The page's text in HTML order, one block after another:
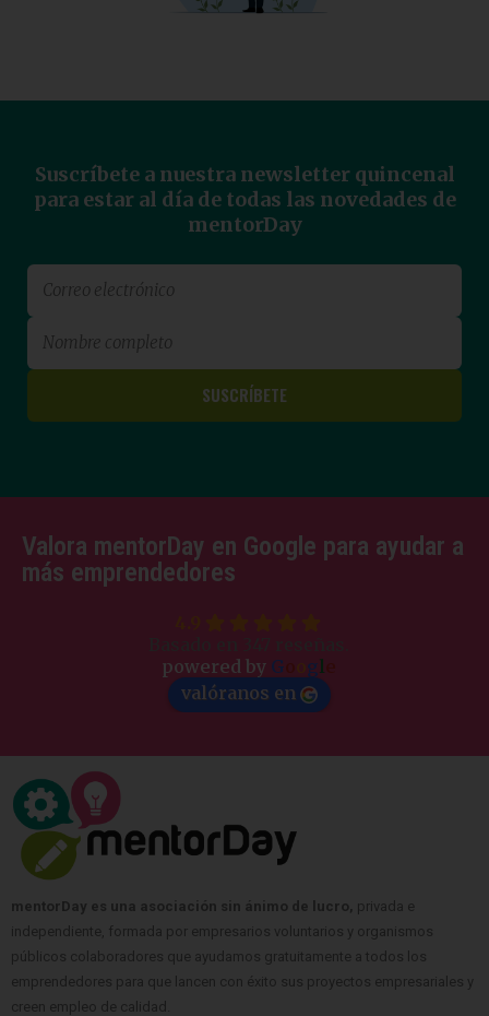
Suscríbete a nuestra newsletter quincenal
para estar al día de todas las novedades de
mentorDay
Valora mentorDay en Google para ayudar a
más emprendedores
powered by G gl
valóranos en
mentorDay es una asociación sin ánimo de lucro, privada e
independiente, formada por empresarios voluntarios y organismos
públicos colaboradores que ayudamos gratuitamente a todos los
emprendedores para que lancen con éxito sus proyectos empresariales y
creen empleo de calidad.